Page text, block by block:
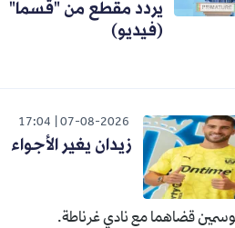
يردد مقطع من "قسما"
(فيديو)
07-08-2026
17:04
زيدان يغير الأجواء
قضاهما مع نادي غرناطة.